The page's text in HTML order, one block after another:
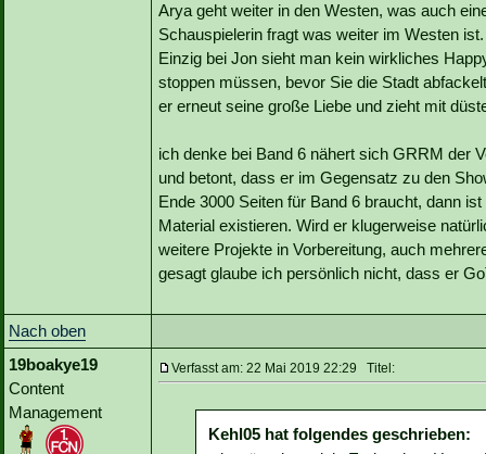
Arya geht weiter in den Westen, was auch
Schauspielerin fragt was weiter im Westen ist.
Einzig bei Jon sieht man kein wirkliches
stoppen müssen, bevor Sie die Stadt
er erneut seine große Liebe und zieht mit
ich denke bei Band 6 nähert sich GRRM der
und betont, dass er im Gegensatz zu den
Ende 3000 Seiten für Band 6 braucht, dann
Material existieren. Wird er klugerweise
weitere Projekte in Vorbereitung, auch
gesagt glaube ich persönlich nicht, dass er
Nach oben
19boakye19
Content
Management
Verfasst am: 22 Mai 2019 22:29 Titel:
Kehl05 hat folgendes geschrieben: